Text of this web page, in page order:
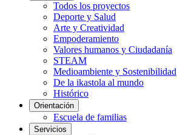
Todos los proyectos
Deporte y Salud
Arte y Creatividad
Empoderamiento
Valores humanos y Ciudadanía
STEAM
Medioambiente y Sostenibilidad
De la ikastola al mundo
Histórico
Orientación
Escuela de familias
Servicios